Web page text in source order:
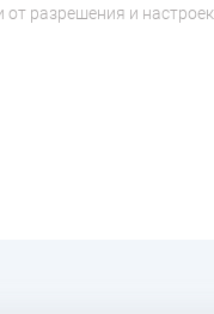
от разрешения и